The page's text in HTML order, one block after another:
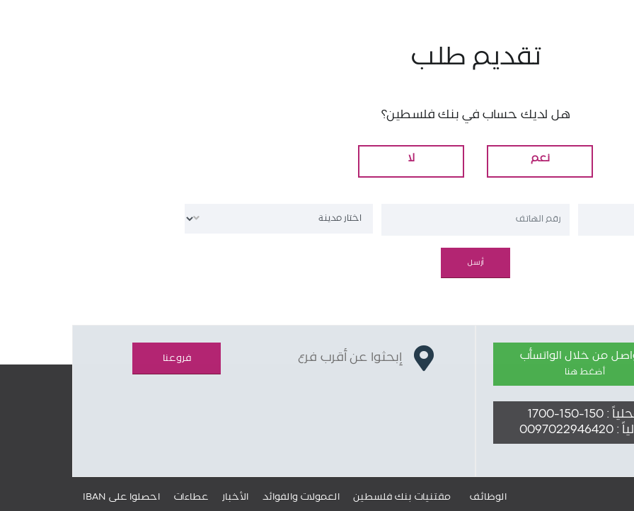
تقديم طلب
هل لديك حساب في بنك فلسطين؟
نعم لا
من خلال الواتسأب
أضغط هنا
: 150-150-1700
إبحثوا عن أقرب فرع فروعنا
الوظائف مقتنيات بنك فلسطين العمولات والفوائد الأخبار عطاءات IBAN احصلوا على